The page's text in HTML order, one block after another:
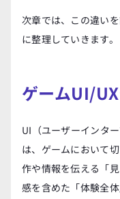
次章では、この違い
に整理していきます。
ゲームUI/
UI（ユーザーインタ
は、ゲームにおいて
作や情報を伝える「
感を含めた「体験全